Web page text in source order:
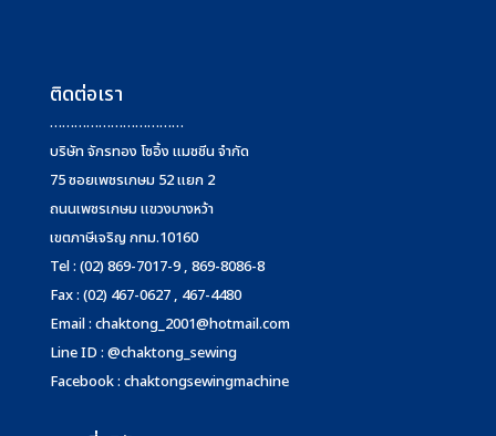
ติดต่อเรา
……………………………
บริษัท จักรทอง โซอิ้ง แมชชีน จำกัด
75 ซอยเพชรเกษม 52 แยก 2
ถนนเพชรเกษม แขวงบางหว้า
เขตภาษีเจริญ กทม.10160
Tel : (02) 869-7017-9 , 869-8086-8
Fax : (02) 467-0627 , 467-4480
Email : chaktong_2001@hotmail.com
Line ID : @chaktong_sewing
Facebook : chaktongsewingmachine